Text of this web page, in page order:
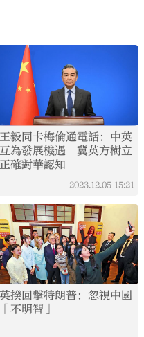
王毅同卡梅倫通電話：中英
互為發展機遇 冀英方樹立
正確對華認知
2023.12.05 15:21
英揆回擊特朗普：忽視中國
「不明智」